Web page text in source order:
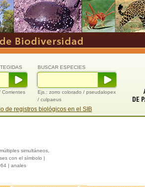
BUSCAR ESPECIES
Ejs.: zorro colorado / pseudalopex
/ culpaeus
Corrientes
de registros biológicos en el SIB
simultáneos,
con el símbolo |
| anales